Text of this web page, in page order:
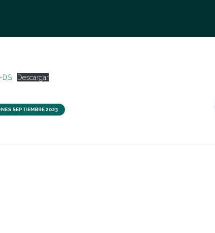
DS Descargar
SEPTIEMBRE 2023